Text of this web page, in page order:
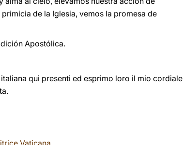
de la Iglesia, vemos la promesa de
Apostólica.
qui presenti ed esprimo loro il mio cordiale
Vaticana